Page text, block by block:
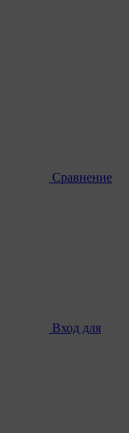
Сравнение
Вход для